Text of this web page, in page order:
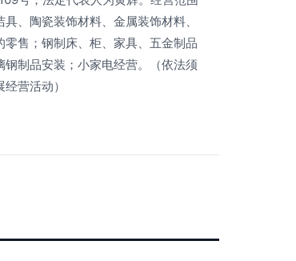
、陶瓷装饰材料、金属装饰材料、
售；钢制床、柜、家具、五金制品
制品安装；小家电经营。（依法须
营活动）